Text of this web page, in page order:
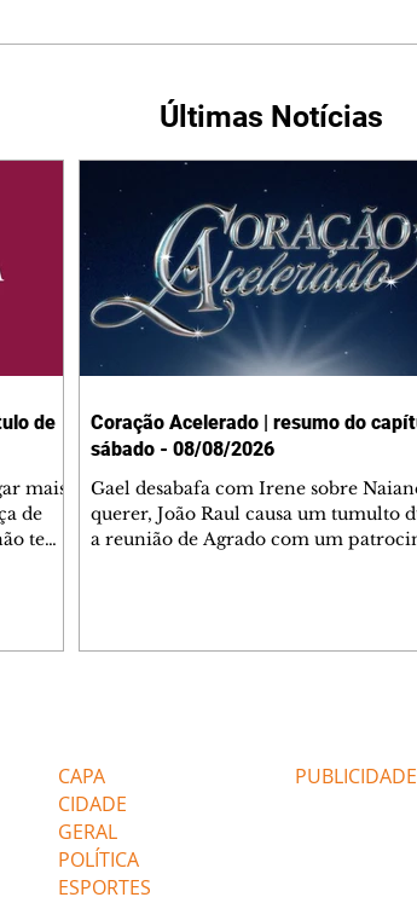
Últimas Notícias
de
mais
de
tem
de
Coração Acelerado | resumo do
sábado - 08/08/2026
Gael desabafa com Irene sobre
querer, João Raul causa um tumulto
a reunião de Agrado com um
termina o relacionamento dos dois.
CAPA
CIDADE
GERAL
POLÍTICA
ESPORTES